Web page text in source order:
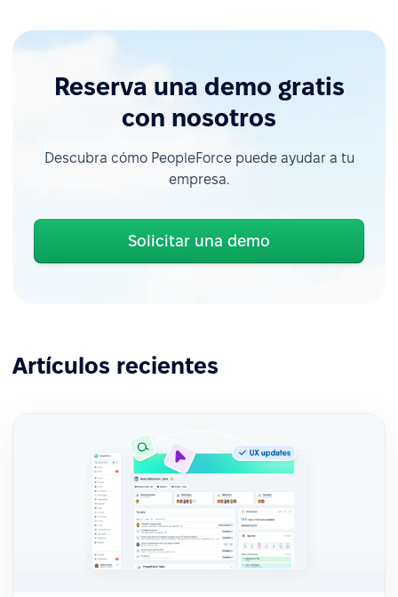
Reserva una demo gratis
con nosotros
Descubra cómo PeopleForce puede ayudar a tu
empresa.
Solicitar una demo
Artículos recientes